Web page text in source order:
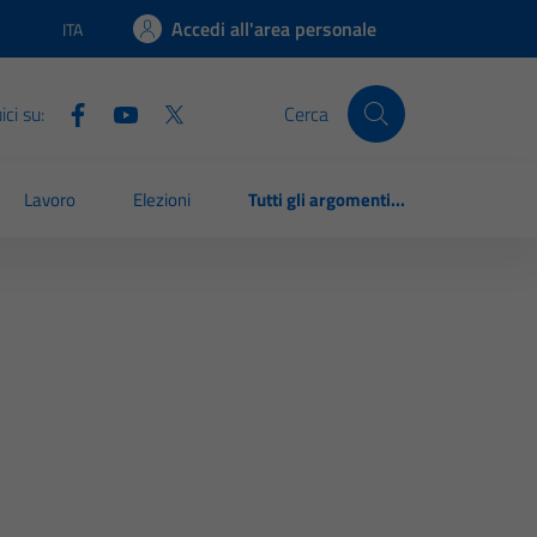
Lingua attiva:
ITA Accedi all'area personale
su: Cerca
Lavoro Elezioni Tutti gli argomenti...